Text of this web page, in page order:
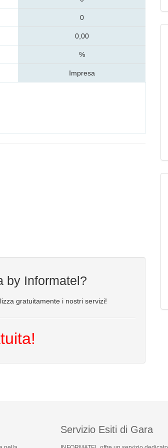
0
0,00
%
Impresa
by Informatel?
gratuitamente i nostri servizi!
Servizio Esiti di Gara